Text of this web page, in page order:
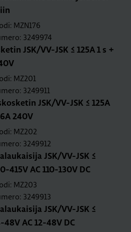
MZN176
3249974
JSK/VV-JSK ≤ 125A 1 s +
MZ201
3249911
JSK/VV-JSK ≤ 125A
6A 240V
MZ202
3249912
JSK/VV-JSK ≤
415V AC 110-130V DC
MZ203
3249913
JSK/VV-JSK ≤
48V AC 12-48V DC